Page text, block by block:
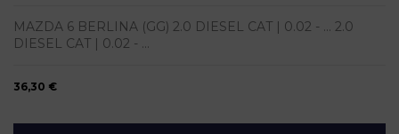
MAZDA 6 BERLINA (GG) 2.0 DIESEL CAT | 0.02 - ... 2.0
DIESEL CAT | 0.02 - ...
36,30 €